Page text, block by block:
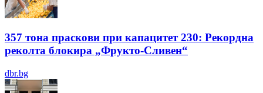
357 тона праскови при капацитет 230: Рекордна
реколта блокира „Фрукто-Сливен“
dbr.bg